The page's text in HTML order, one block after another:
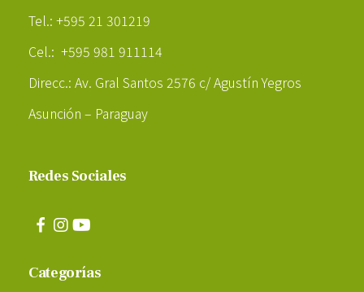
Tel.: +595 21 301219
Cel.: +595 981 911114
Direcc.: Av. Gral Santos 2576 c/ Agustín Yegros
Asunción – Paraguay
Redes Sociales
Categorías